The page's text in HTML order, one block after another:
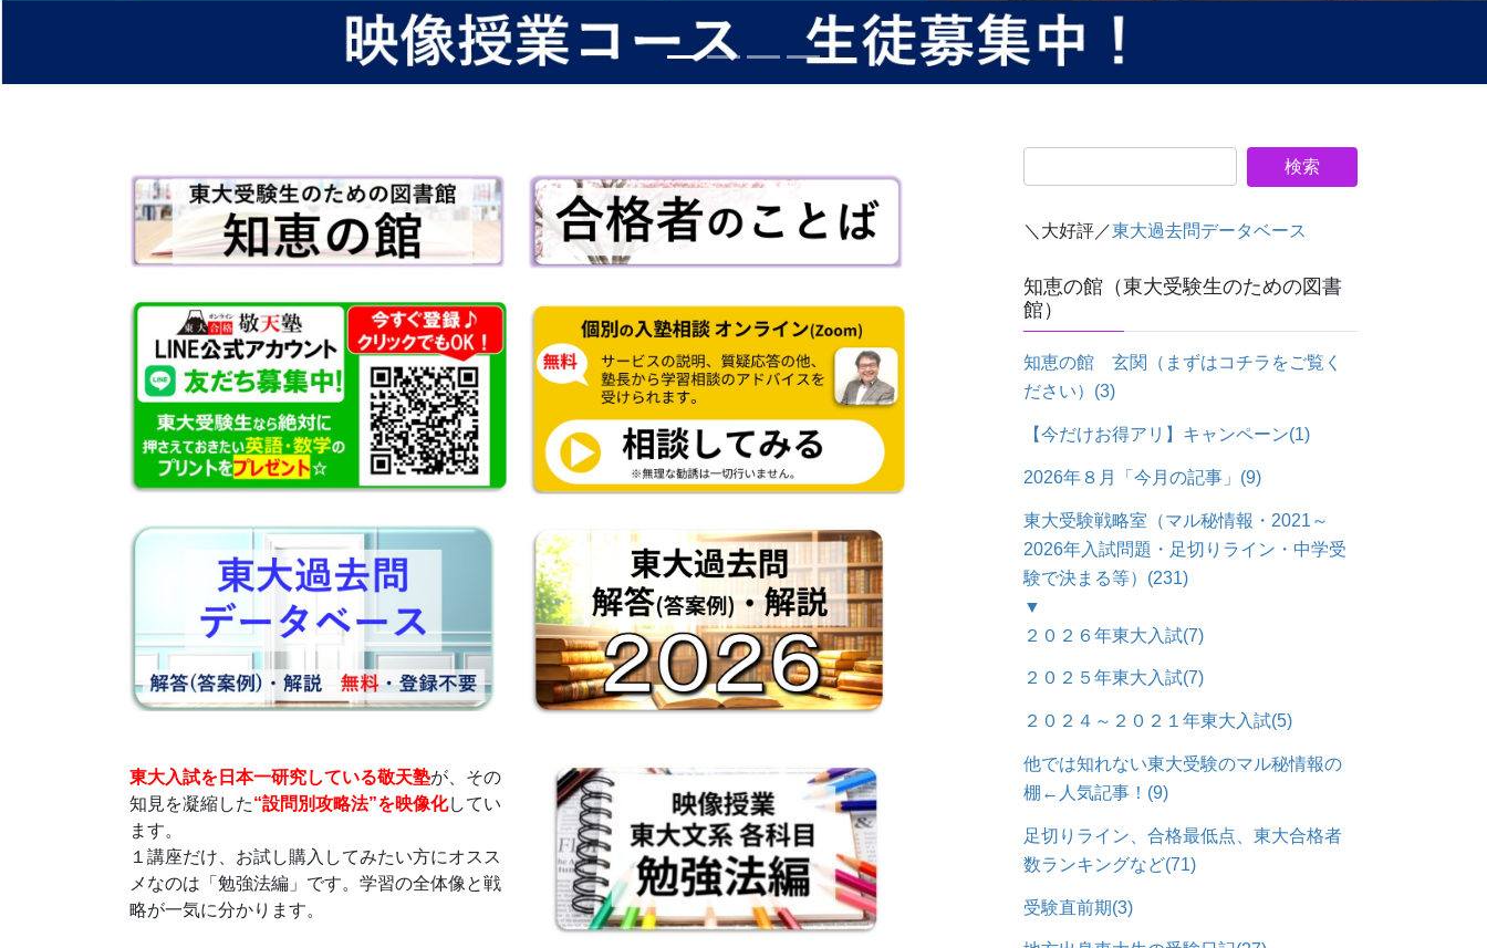
東大入試を日本一研究している敬天塾が、その
知見を凝縮した “設問別攻略法”を映像化してい
ます。
１講座だけ、お試し購入してみたい方にオスス
メなのは「勉強法編」です。学習の全体像と戦
略が一気に分かります。
＼大好評／東大過去問データベース
知恵の館（東大受験生のための図書
館）
知恵の館 玄関（まずはコチラをご覧く
ださい） (3)
【今だけお得アリ】キャンペーン (1)
2026年８月「今月の記事」 (9)
東大受験戦略室（マル秘情報・2021～
2026年入試問題・足切りライン・中学受
験で決まる等） (231)
▼
２０２６年東大入試(7)
２０２５年東大入試(7)
２０２４～２０２１年東大入試(5)
他では知れない東大受験のマル秘情報の
棚←人気記事！ (9)
足切りライン、合格最低点、東大合格者
数ランキングなど (71)
受験直前期(3)